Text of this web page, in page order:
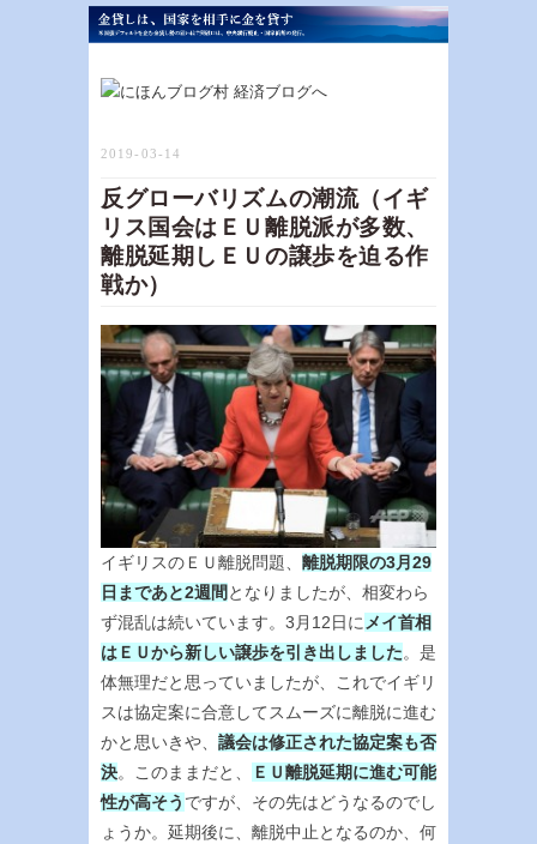
2019-03-14
反グローバリズムの潮流（イギ
リス国会はＥＵ離脱派が多数、
離脱延期しＥＵの譲歩を迫る作
戦か）
イギリスのＥＵ離脱問題、 離脱期限の3月29
日まであと2週間 となりましたが、相変わら
ず混乱は続いています。3月12日にメイ首相
はＥＵから新しい譲歩を引き出しました。是
体無理だと思っていましたが、これでイギリ
スは協定案に合意してスムーズに離脱に進む
かと思いきや、 議会は修正された協定案も否
決。このままだと、
ＥＵ離脱延期に進む可能
性が高そう ですが、その先はどうなるのでし
ょうか。延期後に、離脱中止となるのか、何